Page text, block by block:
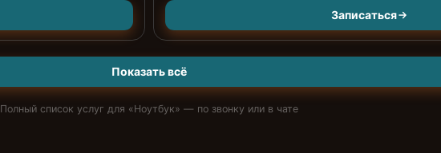
Записаться
Показать всё
Полный список услуг для «Ноутбук» — по звонку или в чате